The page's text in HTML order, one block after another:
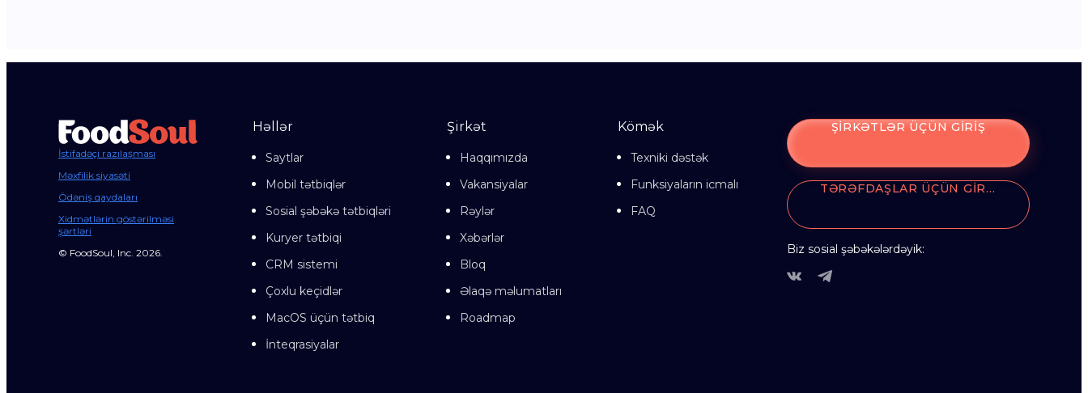
İstifadəçi razılaşması
Məxfilik siyasəti
Ödəniş qaydaları
Xidmətlərin göstərilməsi
şərtləri
© FoodSoul, Inc. 2026.
Həllər
Saytlar
Mobil tətbiqlər
Sosial şəbəkə tətbiqləri
Kuryer tətbiqi
CRM sistemi
Çoxlu keçidlər
MacOS üçün tətbiq
İnteqrasiyalar
Şirkət
Haqqımızda
Vakansiyalar
Rəylər
Xəbərlər
Bloq
Əlaqə məlumatları
Roadmap
Kömək
Texniki dəstək
Funksiyaların icmalı
FAQ
ŞIRKƏTLƏR ÜÇÜN GIRIŞ
TƏRƏFDAŞLAR ÜÇÜN GIRIŞ
Biz sosial şəbəkələrdəyik: